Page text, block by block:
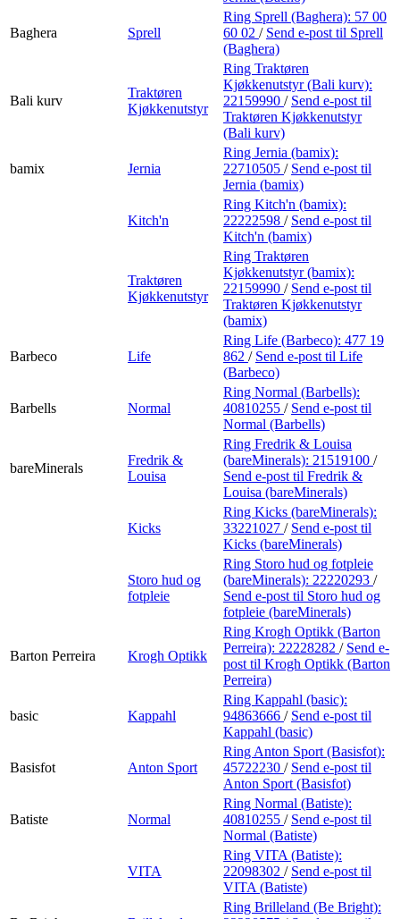
Baghera Sprell
Ring Sprell (Baghera): 57 00
60 02 / Send e-post til Sprell
(Baghera)
Bali kurv
Traktøren
Kjøkkenutstyr
Ring Traktøren
Kjøkkenutstyr (Bali kurv):
22159990 / Send e-post til
Traktøren Kjøkkenutstyr
(Bali kurv)
bamix Jernia
Ring Jernia (bamix):
22710505 / Send e-post til
Jernia (bamix)
Kitch'n
Ring Kitch'n (bamix):
22222598 / Send e-post til
Kitch'n (bamix)
Traktøren
Kjøkkenutstyr
Ring Traktøren
Kjøkkenutstyr (bamix):
22159990 / Send e-post til
Traktøren Kjøkkenutstyr
(bamix)
Barbeco Life
Ring Life (Barbeco): 477 19
862 / Send e-post til Life
(Barbeco)
Barbells Normal
Ring Normal (Barbells):
40810255 / Send e-post til
Normal (Barbells)
bareMinerals
Fredrik &
Louisa
Ring Fredrik & Louisa
(bareMinerals): 21519100 /
Send e-post til Fredrik &
Louisa (bareMinerals)
Kicks
Ring Kicks (bareMinerals):
33221027 / Send e-post til
Kicks (bareMinerals)
Storo hud og
fotpleie
Ring Storo hud og fotpleie
(bareMinerals): 22220293 /
Send e-post til Storo hud og
fotpleie (bareMinerals)
Barton Perreira Krogh Optikk
Ring Krogh Optikk (Barton
Perreira): 22228282 / Send e-
post til Krogh Optikk (Barton
Perreira)
basic Kappahl
Ring Kappahl (basic):
94863666 / Send e-post til
Kappahl (basic)
Basisfot Anton Sport
Ring Anton Sport (Basisfot):
45722230 / Send e-post til
Anton Sport (Basisfot)
Batiste Normal
Ring Normal (Batiste):
40810255 / Send e-post til
Normal (Batiste)
VITA
Ring VITA (Batiste):
22098302 / Send e-post til
VITA (Batiste)
Ring Brilleland (Be Bright):